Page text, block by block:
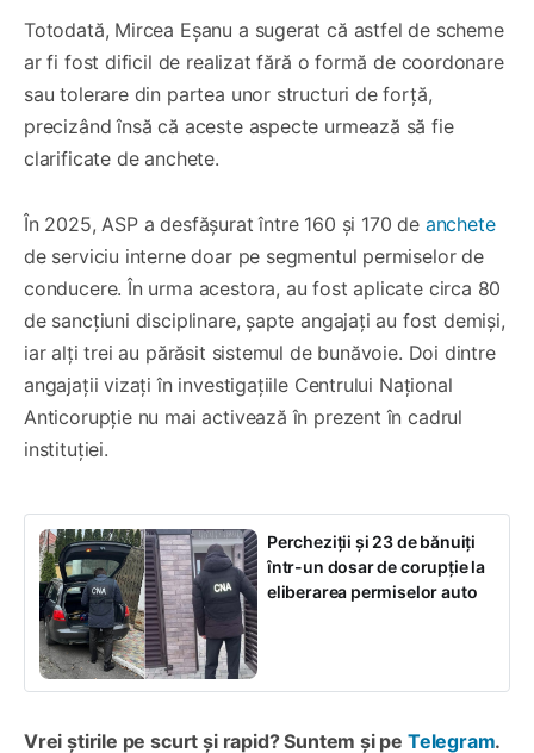
Totodată, Mircea Eșanu a sugerat că astfel de scheme
ar fi fost dificil de realizat fără o formă de coordonare
sau tolerare din partea unor structuri de forță,
precizând însă că aceste aspecte urmează să fie
clarificate de anchete.
În 2025, ASP a desfășurat între 160 și 170 de anchete
de serviciu interne doar pe segmentul permiselor de
conducere. În urma acestora, au fost aplicate circa 80
de sancțiuni disciplinare, șapte angajați au fost demiși,
iar alți trei au părăsit sistemul de bunăvoie. Doi dintre
angajații vizați în investigațiile Centrului Național
Anticorupție nu mai activează în prezent în cadrul
instituției.
Percheziții și 23 de bănuiți
într-un dosar de corupție la
eliberarea permiselor auto
Vrei știrile pe scurt și rapid? Suntem și pe Telegram.